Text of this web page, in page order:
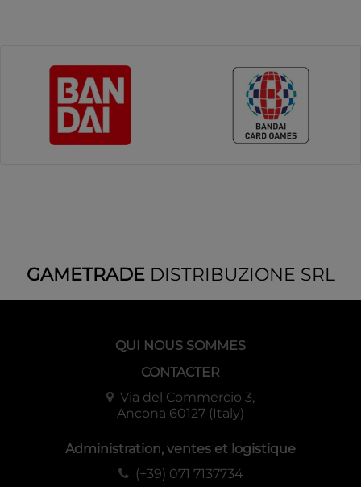
GAMETRADEDISTRIBUZIONE SRL
QUI NOUS SOMMES
CONTACTER
Via del Commercio 3,
Ancona 60127 (Italy)
Administration, ventes et logistique
(+39) 071 7137734